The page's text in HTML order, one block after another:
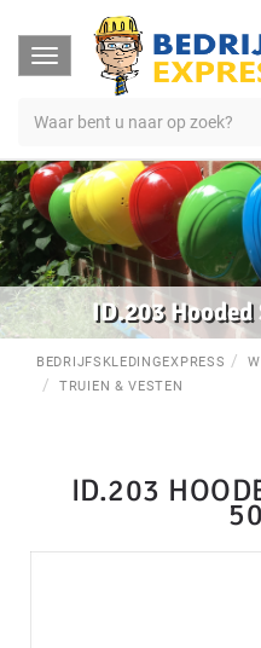
Toggle
navigation
ID.203
BEDRIJFSKLEDINGEXPRESS
TRUIEN & VESTEN
ID.203